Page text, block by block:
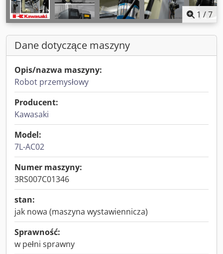
1 /7
Dane dotyczące maszyny
Opis/nazwa maszyny:
Robot przemysłowy
Producent:
Kawasaki
Model:
7L-AC02
Numer maszyny:
3RS007C01346
stan:
jak nowa (maszyna wystawiennicza)
Sprawność:
w pełni sprawny